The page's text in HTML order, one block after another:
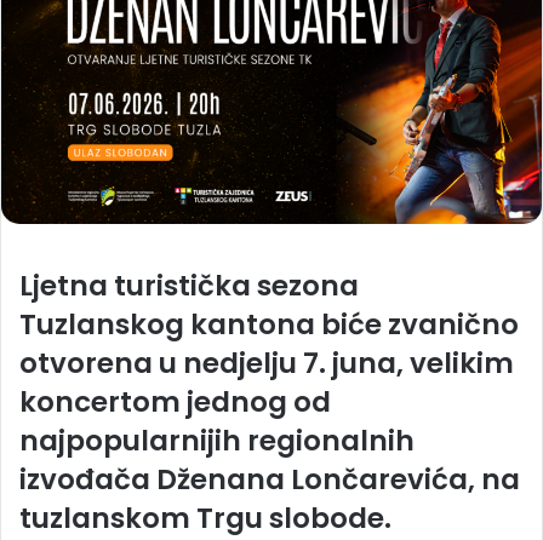
Ljetna turistička sezona
Tuzlanskog kantona biće zvanično
otvorena u nedjelju 7. juna, velikim
koncertom jednog od
najpopularnijih regionalnih
izvođača Dženana Lončarevića, na
tuzlanskom Trgu slobode.